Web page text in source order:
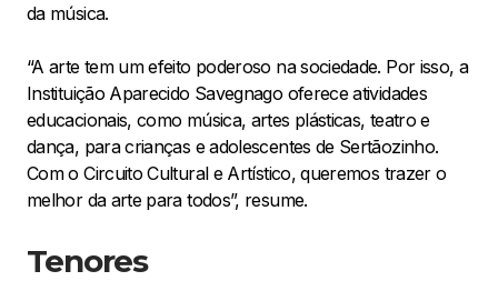
da música.
“A arte tem um efeito poderoso na sociedade. Por isso, a
Instituição Aparecido Savegnago oferece atividades
educacionais, como música, artes plásticas, teatro e
dança, para crianças e adolescentes de Sertãozinho.
Com o Circuito Cultural e Artístico, queremos trazer o
melhor da arte para todos”, resume.
Tenores